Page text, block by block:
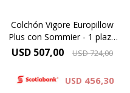
ORTOPÉDICO
Altura 26 cms.
Colchón Vigore Europillow
Plus con Sommier - 1 plaza
80x185
USD 507,00 USD724,00
USD 456,30